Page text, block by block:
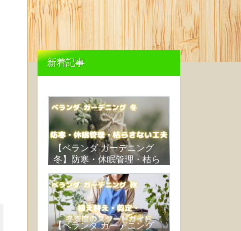
新着記事
【ベランダ ガーデニング
冬】防寒・休眠管理・枯ら
【ベランダ ガーデニング